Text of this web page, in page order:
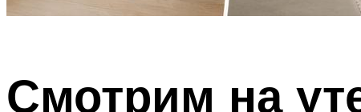
Смотрим на